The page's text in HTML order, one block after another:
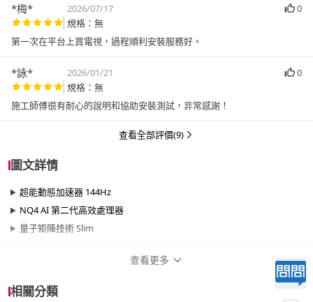
*梅* 2026/07/17
0
規格：無
第一次在平台上買電視，過程順利安裝服務好。
*詠* 2026/01/21
0
規格：無
施工師傅很有耐心的說明和協助安裝測試，非常感謝！
查看全部評價(9)
圖文詳情
超能動態加速器 144Hz
NQ4 AI 第二代高效處理器
量子矩陣技術 Slim
查看更多
相關分類